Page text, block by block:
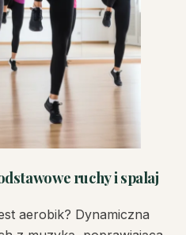
ruchy i spalaj
aerobik? Dynamiczna